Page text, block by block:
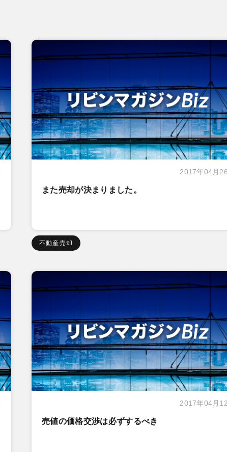
2017年04月
また売却が決まりました。
不動産売却
2017年04月
売値の価格交渉は必ずするべき